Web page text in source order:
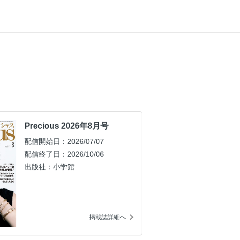
Precious 2026年8月号
配信開始日：2026/07/07
配信終了日：2026/10/06
出版社：小学館
掲載誌詳細へ